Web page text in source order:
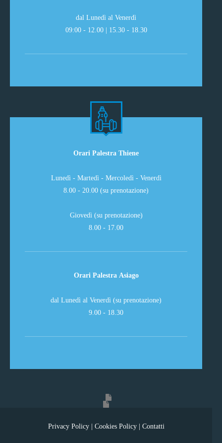
dal Lunedì al Venerdì
09:00 - 12.00 | 15.30 - 18.30
Orari Palestra Thiene
Lunedì - Martedì - Mercoledì - Venerdì
8.00 - 20.00 (su prenotazione)
Giovedì (su prenotazione)
8.00 - 17.00
Orari Palestra Asiago
dal Lunedì al Venerdì (su prenotazione)
9.00 - 18.30
Privacy Policy| Cookies Policy| Contatti